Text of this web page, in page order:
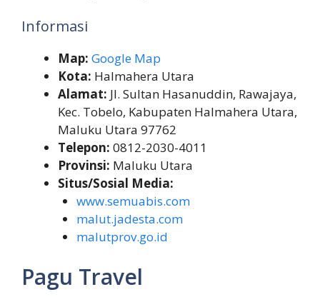
Informasi
Map: Google Map
Kota: Halmahera Utara
Alamat: Jl. Sultan Hasanuddin, Rawajaya,
Kec. Tobelo, Kabupaten Halmahera Utara,
Maluku Utara 97762
Telepon: 0812-2030-4011
Provinsi: Maluku Utara
Situs/Sosial Media:
www.semuabis.com
malut.jadesta.com
malutprov.go.id
Pagu Travel